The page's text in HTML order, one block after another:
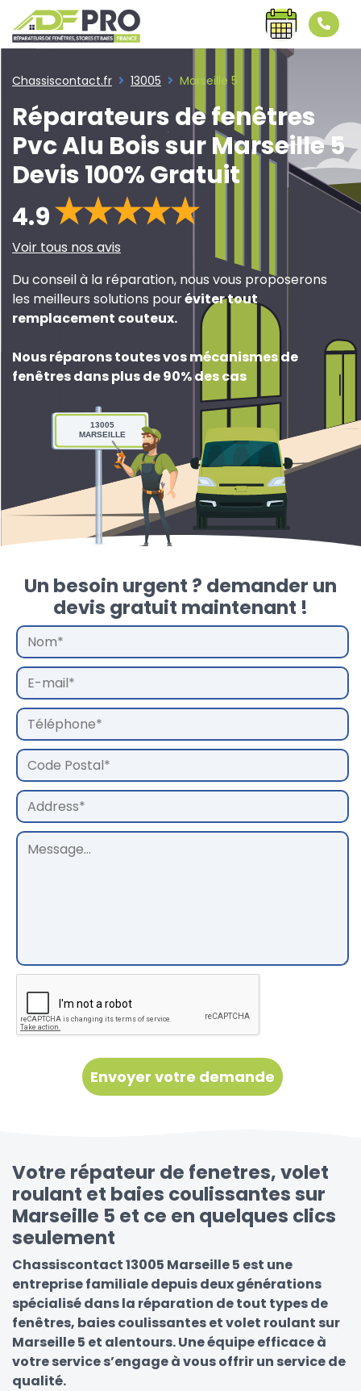
Chassiscontact.fr 13005 Marseille 5
Réparateurs de fenêtres
Pvc Alu Bois sur Marseille 5
Devis 100% Gratuit
4.9
Voir tous nos avis
Du conseil à la réparation, nous vous proposerons
les meilleurs solutions pouréviter tout
remplacement couteux.
Nous réparons toutes vos mécanismes de
fenêtres dans plus de 90% des cas
13005
MARSEILLE
Un besoin urgent ? demander un
devis gratuit maintenant !
Votre répateur de fenetres, volet
roulant et baies coulissantes sur
Marseille 5 et ce en quelques clics
seulement
Chassiscontact 13005 Marseille 5 est une
entreprise familiale depuis deux générations
spécialisé dans la réparation de tout types de
fenêtres, baies coulissantes et volet roulant sur
Marseille 5 et alentours. Une équipe efficace à
votre service s’engage à vous offrir un service de
qualité.